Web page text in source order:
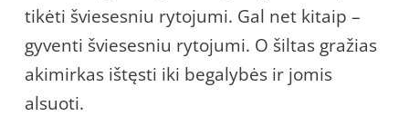
tikėti šviesesniu rytojumi. Gal net kitaip –
gyventi šviesesniu rytojumi. O šiltas gražias
akimirkas ištęsti iki begalybės ir jomis
alsuoti.